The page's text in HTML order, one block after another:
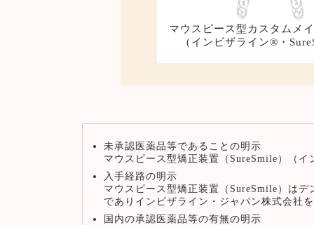
マウスピース型カスタムメ
（インビザライン®・
未承認医薬品等であることの明示
マウスピース型矯正装置（SureSmile）（
入手経路の明示
マウスピース型矯正装置（SureSmile）は
でありインビザライン・ジャパン株式会社
国内の承認医薬品等の有無の明示